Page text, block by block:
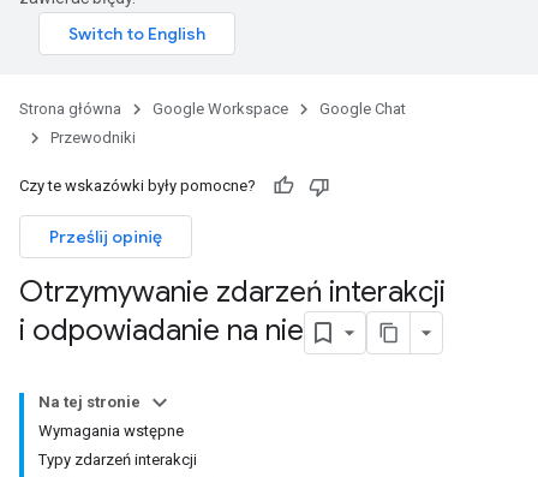
Strona główna Google Workspace
Google Chat
Przewodniki
Czy te wskazówki były pomocne?
Prześlij opinię
Otrzymywanie zdarzeń interakcji
i odpowiadanie na nie
Na tej stronie
Wymagania wstępne
Typy zdarzeń interakcji